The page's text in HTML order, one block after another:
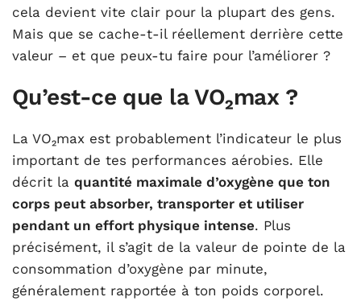
cela devient vite clair pour la plupart des gens.
Mais que se cache-t-il réellement derrière cette
valeur – et que peux-tu faire pour l’améliorer ?
Qu’est-ce que la VO₂max ?
La VO₂max est probablement l’indicateur le plus
important de tes performances aérobies. Elle
décrit laquantité maximale d’oxygène que ton
corps peut absorber, transporter et utiliser
pendant un effort physique intense. Plus
précisément, il s’agit de la valeur de pointe de la
consommation d’oxygène par minute,
généralement rapportée à ton poids corporel.